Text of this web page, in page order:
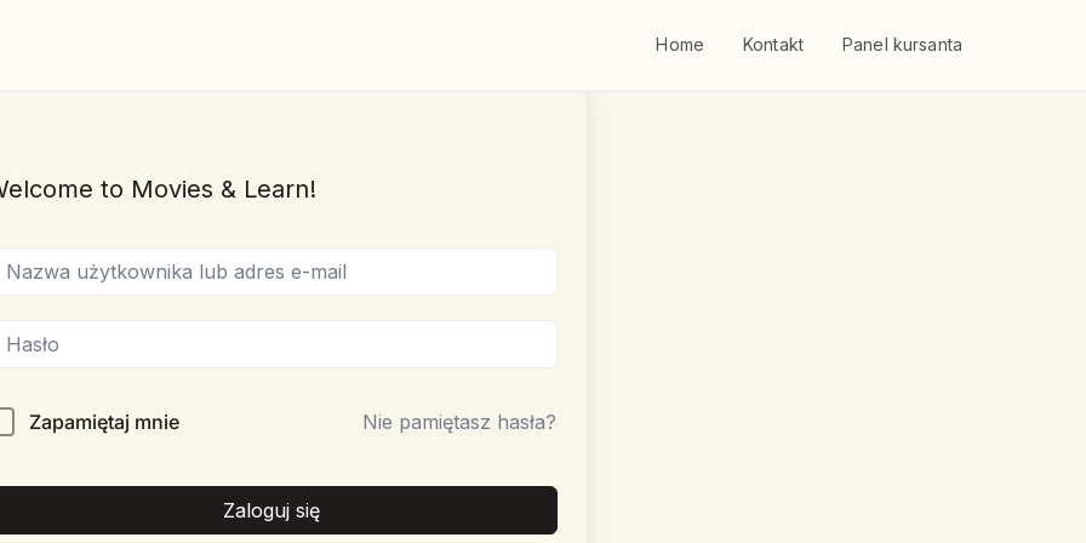
Home Kontakt Panel kursanta
to Movies & Learn!
Zapamiętaj mnie Nie pamiętasz hasła?
Zaloguj się